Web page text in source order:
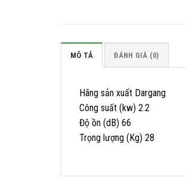
MÔ TẢ ĐÁNH GIÁ (0)
Hãng sản xuất Dargang
Công suất (kw) 2.2
Độ ồn (dB) 66
Trọng lượng (Kg) 28